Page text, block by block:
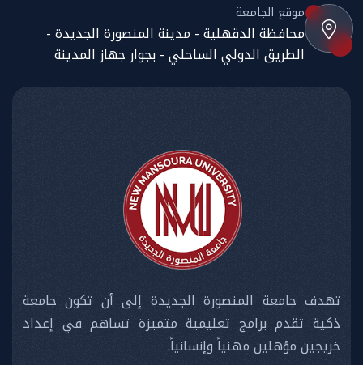
موقع الجامعة
محافظة الدقهلية - مدينة المنصورة الجديدة -
الطريق الدولي الساحلي - بجوار جهاز المدينة
تهدف جامعة المنصورة الجديدة إلى أن تكون جامعة
ذكية تقدم برامج تعليمية متميزة تساهم في إعداد
خريجين مؤهلين مهنياً وإنسانياً.